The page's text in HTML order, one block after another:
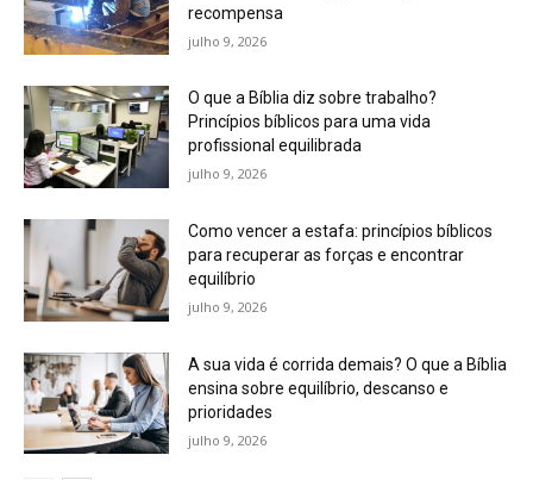
recompensa
julho 9, 2026
O que a Bíblia diz sobre trabalho?
Princípios bíblicos para uma vida
profissional equilibrada
julho 9, 2026
Como vencer a estafa: princípios bíblicos
para recuperar as forças e encontrar
equilíbrio
julho 9, 2026
A sua vida é corrida demais? O que a Bíblia
ensina sobre equilíbrio, descanso e
prioridades
julho 9, 2026